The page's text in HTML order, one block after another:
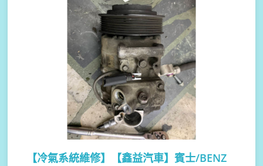
【冷氣系統維修】
【鑫益汽車】賓士/BENZ